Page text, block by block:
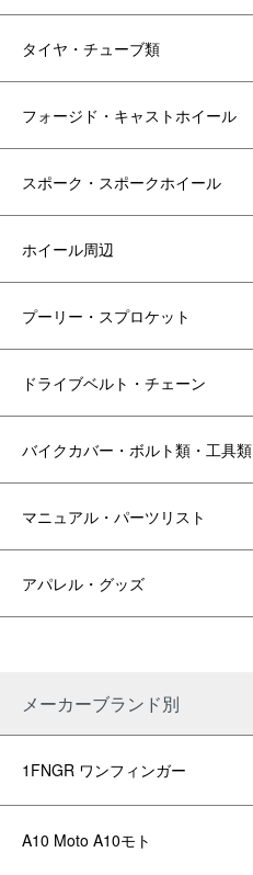
タイヤ・チューブ類
フォージド・キャストホイール
スポーク・スポークホイール
ホイール周辺
プーリー・スプロケット
ドライブベルト・チェーン
バイクカバー・ボルト類・工具類
マニュアル・パーツリスト
アパレル・グッズ
メーカーブランド別
1FNGR ワンフィンガー
A10 Moto A10モト